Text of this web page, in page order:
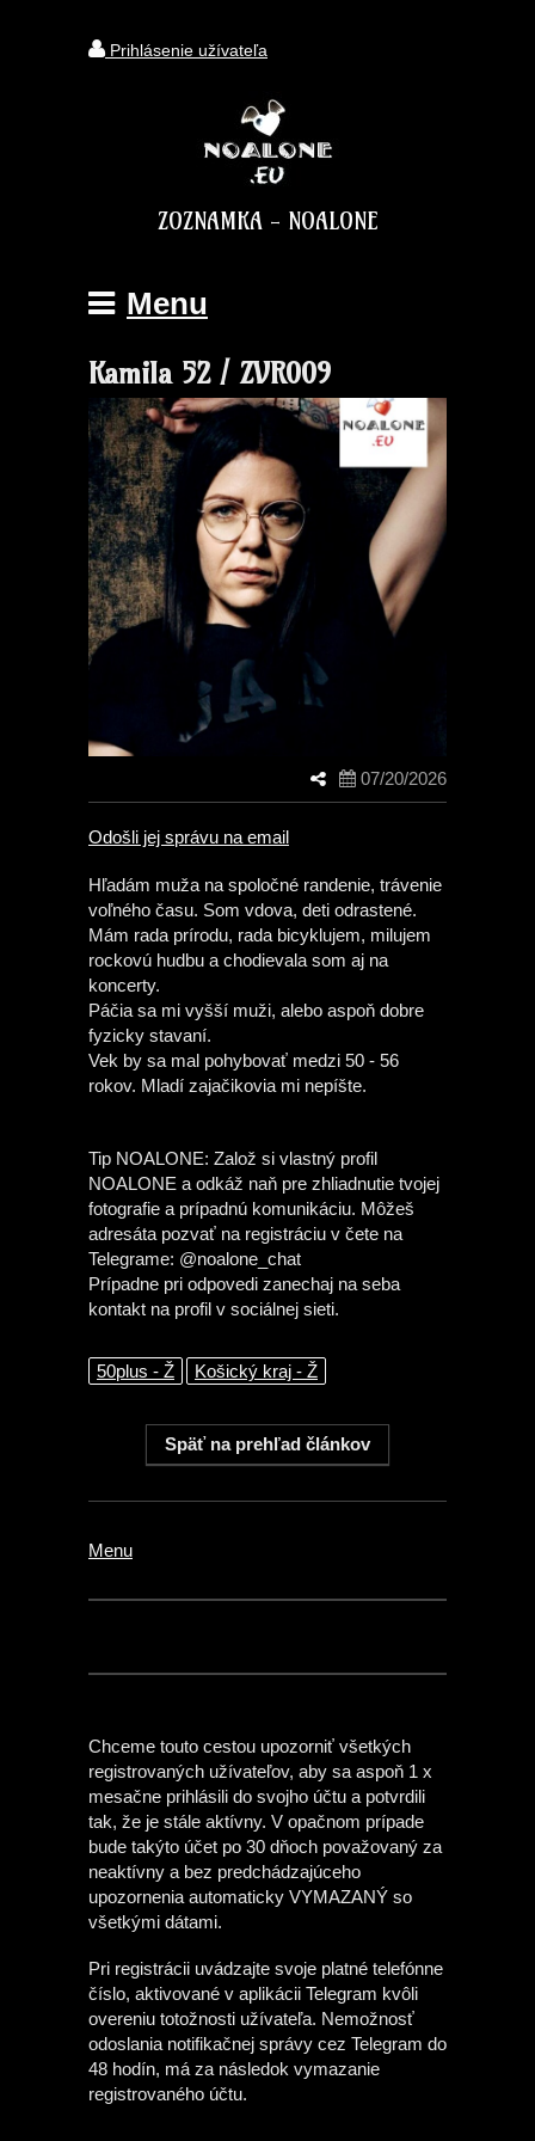
Prihlásenie užívateľa
ZOZNAMKA - NOALONE
Menu
Kamila 52 / ZVR009
07/20/2026
Odošli jej správu na email
Hľadám muža na spoločné randenie, trávenie
voľného času. Som vdova, deti odrastené.
Mám rada prírodu, rada bicyklujem, milujem
rockovú hudbu a chodievala som aj na
koncerty.
Páčia sa mi vyšší muži, alebo aspoň dobre
fyzicky stavaní.
Vek by sa mal pohybovať medzi 50 - 56
rokov. Mladí zajačikovia mi nepíšte.
Tip NOALONE: Založ si vlastný profil
NOALONE a odkáž naň pre zhliadnutie tvojej
fotografie a prípadnú komunikáciu. Môžeš
adresáta pozvať na registráciu v čete na
Telegrame: @noalone_chat
Prípadne pri odpovedi zanechaj na seba
kontakt na profil v sociálnej sieti.
50plus - Ž Košický kraj - Ž
Menu
Chceme touto cestou upozorniť všetkých
registrovaných užívateľov, aby sa aspoň 1 x
mesačne prihlásili do svojho účtu a potvrdili
tak, že je stále aktívny. V opačnom prípade
bude takýto účet po 30 dňoch považovaný za
neaktívny a bez predchádzajúceho
upozornenia automaticky VYMAZANÝ so
všetkými dátami.
Pri registrácii uvádzajte svoje platné telefónne
číslo, aktivované v aplikácii Telegram kvôli
overeniu totožnosti užívateľa. Nemožnosť
odoslania notifikačnej správy cez Telegram do
48 hodín, má za následok vymazanie
registrovaného účtu.